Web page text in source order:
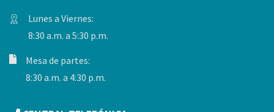
Lunes a Viernes:
8:30 a.m. a 5:30 p.m.
Mesa de partes:
8:30 a.m. a 4:30 p.m.